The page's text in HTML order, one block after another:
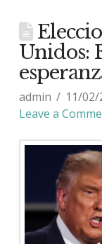
Unidos:
admin 11/02/
Leave a